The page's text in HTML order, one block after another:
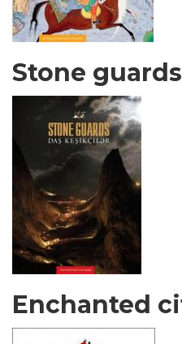
Stone guards
Enchanted